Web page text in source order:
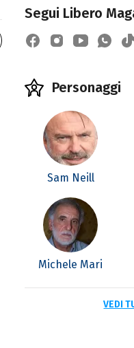
Segui Libero
Personaggi
Sam Neill
Michele Mari
VEDI